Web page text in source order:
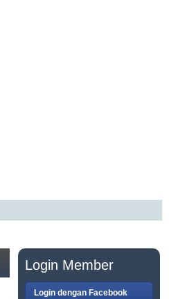
Login Member
Login dengan Facebook